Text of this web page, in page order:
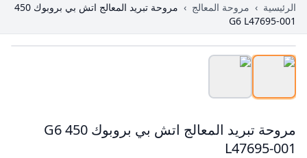
الرئيسية › مروحة المعالج ›
مروحة تبريد المعالج اتش بي بروبوك 450
G6 L47695-001
مروحة تبريد المعالج اتش بي بروبوك 450 G6
L47695-001